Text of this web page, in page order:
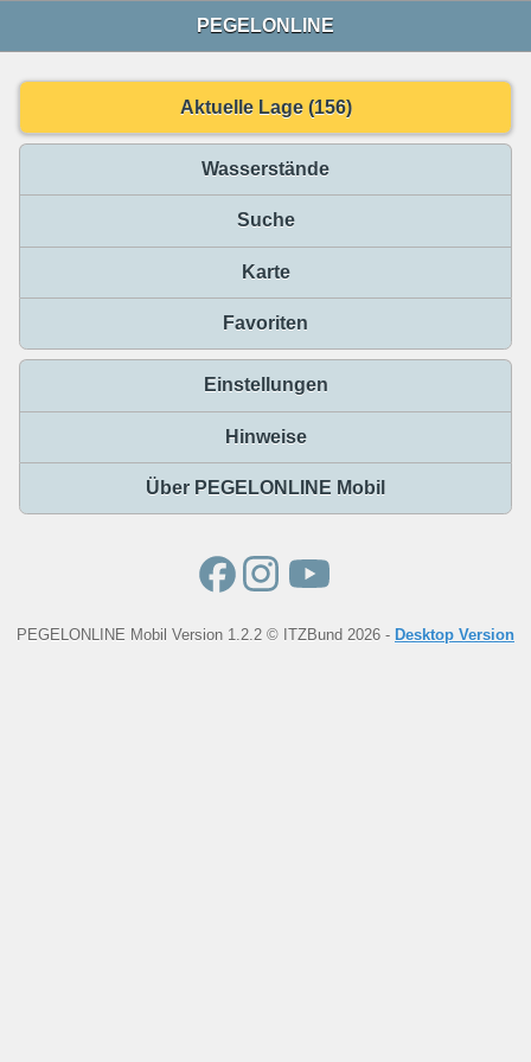
PEGELONLINE
Aktuelle Lage (156)
Wasserstände
Suche
Karte
Favoriten
Einstellungen
Hinweise
Über PEGELONLINE Mobil
PEGELONLINE Mobil Version 1.2.2 © ITZBund 2026 - Desktop Version